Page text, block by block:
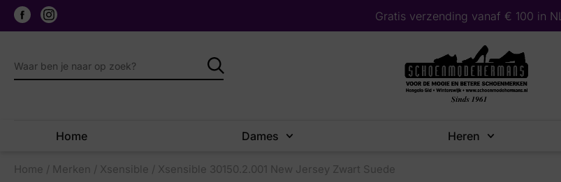
Gratis verzending vanaf € 100 in NL
Home Dames Heren
Home / Merken / Xsensible / Xsensible 30150.2.001 New Jersey Zwart Suede